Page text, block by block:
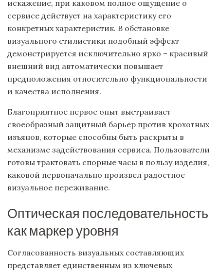
искажение, при каковом полное ощущение о
сервисе действует на характеристику его
конкретных характеристик. В обстановке
визуального стилистики подобный эффект
демонстрируется исключительно ярко – красивый
внешний вид автоматически повышает
предположения относительно функциональности
и качества исполнения.
Благоприятное первое опыт выстраивает
своеобразный защитный барьер против крохотных
изъянов, которые способны быть раскрыты в
механизме задействования сервиса. Пользователи
готовы трактовать спорные часы в пользу изделия,
каковой первоначально произвел радостное
визуальное переживание.
Оптическая последовательность
как маркер уровня
Согласованность визуальных составляющих
представляет единственным из ключевых